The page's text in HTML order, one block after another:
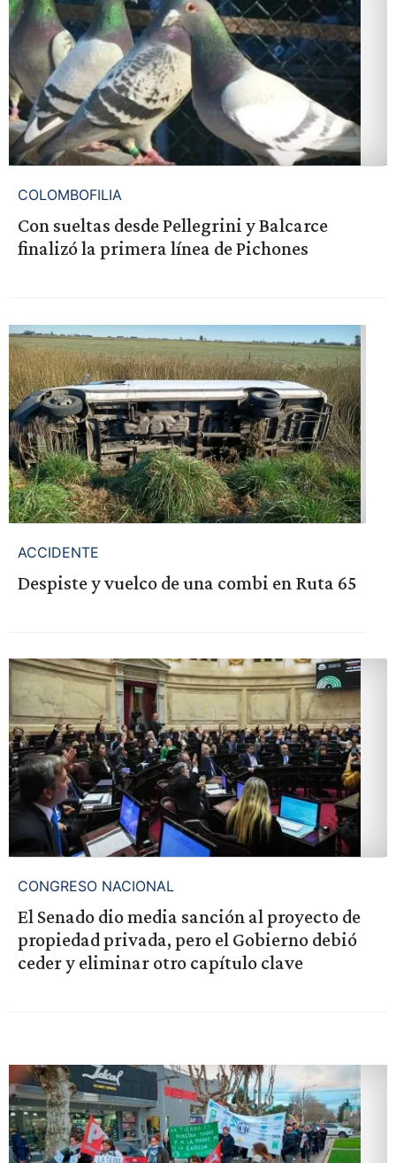
COLOMBOFILIA
Con sueltas desde Pellegrini y Balcarce
finalizó la primera línea de Pichones
ACCIDENTE
Despiste y vuelco de una combi en Ruta 65
CONGRESO NACIONAL
El Senado dio media sanción al proyecto de
propiedad privada, pero el Gobierno debió
ceder y eliminar otro capítulo clave